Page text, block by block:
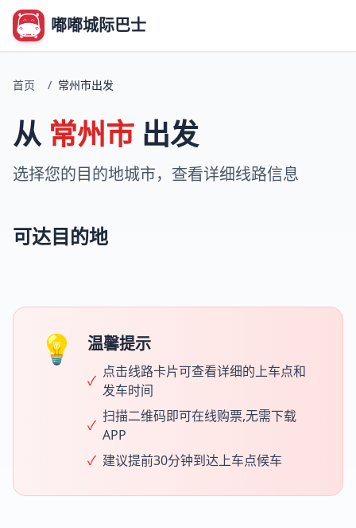
嘟嘟城际巴士
首页 / 常州市出发
从 常州市 出发
选择您的目的地城市，查看详细线路信息
可达目的地
💡 温馨提示
✓
点击线路卡片可查看详细的上车点和
发车时间
✓
扫描二维码即可在线购票,无需下载
APP
✓ 建议提前30分钟到达上车点候车